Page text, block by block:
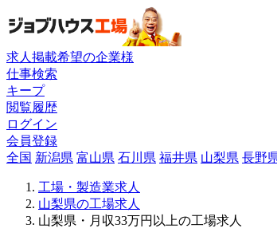
求人掲載希望の企業様
仕事検索
キープ
閲覧履歴
ログイン
会員登録
全国 新潟県 富山県 石川県 福井県 山梨県 長野
工場・製造業求人
山梨県の工場求人
山梨県・月収33万円以上の工場求人